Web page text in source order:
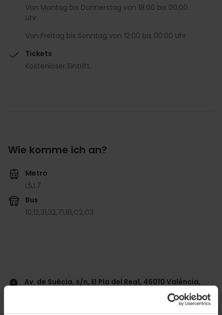
Von Montag bis Donnerstag von 18:00 bis 00:00
Uhr.
Von Freitag bis Sonntag von 12:00 bis 00:00 Uhr
Tickets
Kostenloser Eintritt.
Wie komme ich an?
Metro
L5,L7
Bus
10,12,31,32,71,81,C2,C3
Av. de Suècia, s/n, El Pla del Real, 46010 València,